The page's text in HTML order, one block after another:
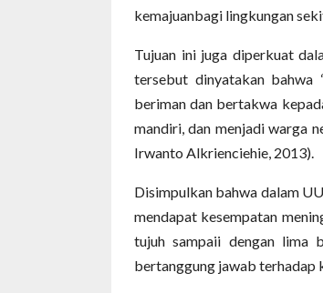
kemajuanbagi lingkungan
Tujuan ini juga diperkuat
tersebut dinyatakan bahwa
beriman dan bertakwa
mandiri, dan menjadi warga
Irwanto Alkrienciehie, 2013).
Disimpulkan bahwa dalam
mendapat kesempatan
tujuh sampaii dengan lima
bertanggung jawab terhadap